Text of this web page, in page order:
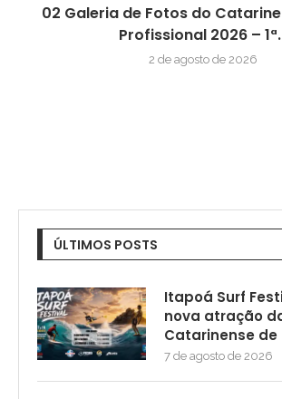
02 Galeria de Fotos do
Profissional 2026 –
2 de agosto de 2026
ÚLTIMOS POSTS
Itapoá Surf
nova atração
Catarinense de
7 de agosto de 2026